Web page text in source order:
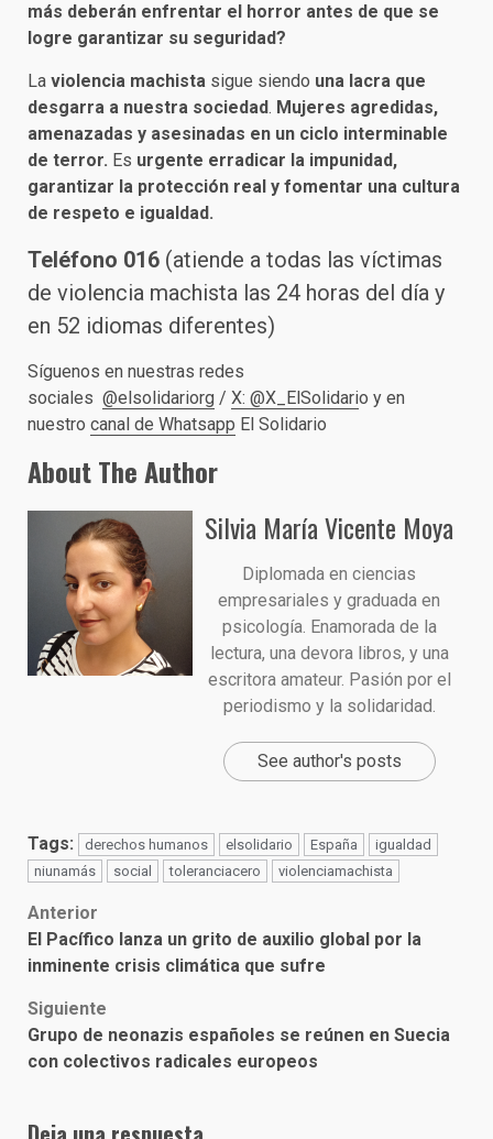
más deberán enfrentar el horror antes de que se
logre garantizar su seguridad?
La violencia machista sigue siendo una lacra que
desgarra a nuestra sociedad. Mujeres agredidas,
amenazadas y asesinadas en un ciclo interminable
de terror. Es urgente erradicar la impunidad,
garantizar la protección real y fomentar una cultura
de respeto e igualdad.
Teléfono 016 (atiende a todas las víctimas
de violencia machista las 24 horas del día y
en 52 idiomas diferentes)
Síguenos en nuestras redes
sociales @elsolidariorg / X: @X_ElSolidario y en
nuestro canal de Whatsapp El Solidario
About The Author
Silvia María Vicente Moya
Diplomada en ciencias
empresariales y graduada en
psicología. Enamorada de la
lectura, una devora libros, y una
escritora amateur. Pasión por el
periodismo y la solidaridad.
See author's posts
Tags: derechos humanos elsolidario España
igualdad
niunamás
social toleranciacero violenciamachista
Post
navigation
Anterior
El Pacífico lanza un grito de auxilio global por la
inminente crisis climática que sufre
Siguiente
Grupo de neonazis españoles se reúnen en Suecia
con colectivos radicales europeos